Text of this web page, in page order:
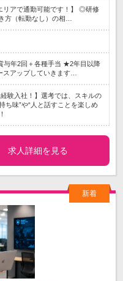
リアで通勤可能です！】 ◎研修
方（転勤なし）の相…
与年2回＋各種手当 ★2年目以降
スアップしていきます…
経験入社！】選考では、スキルの
ち味”や“人と話すことを楽しめ
求人詳細を見る